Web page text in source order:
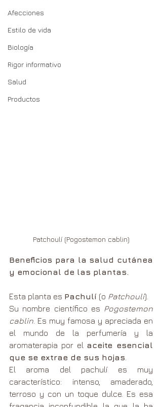
Afecciones
Estilo de vida
Biología
Rigor informativo
Salud
Productos
Patchoulí (Pogostemon cablin)
Beneficios para la salud cutánea
y emocional de las plantas.
Esta planta es Pachulí (o Patchouli).
Su nombre científico es Pogostemon
cablin . Es muy famosa y apreciada en
el mundo de la perfumería y la
aromaterapia por el aceite esencial
que se extrae de sus hojas
El aroma del pachulí es muy
característico: intenso, amaderado,
terroso y con un toque dulce. Es esa